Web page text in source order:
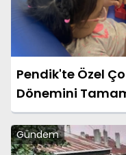
Pendik'te Özel
Dönemini
Gündem